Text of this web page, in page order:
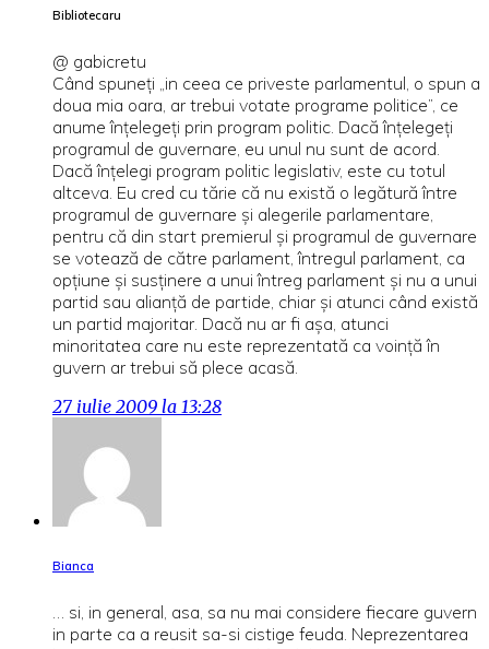
Bibliotecaru
@ gabicretu
Când spuneţi „in ceea ce priveste parlamentul, o spun a
doua mia oara, ar trebui votate programe politice”, ce
anume înţelegeţi prin program politic. Dacă înţelegeţi
programul de guvernare, eu unul nu sunt de acord.
Dacă înţelegi program politic legislativ, este cu totul
altceva. Eu cred cu tărie că nu există o legătură între
programul de guvernare şi alegerile parlamentare,
pentru că din start premierul şi programul de guvernare
se votează de către parlament, întregul parlament, ca
opţiune şi susţinere a unui întreg parlament şi nu a unui
partid sau alianţă de partide, chiar şi atunci când există
un partid majoritar. Dacă nu ar fi aşa, atunci
minoritatea care nu este reprezentată ca voinţă în
guvern ar trebui să plece acasă.
27 iulie 2009 la 13:28
Bianca
… si, in general, asa, sa nu mai considere fiecare guvern
in parte ca a reusit sa-si cistige feuda. Neprezentarea